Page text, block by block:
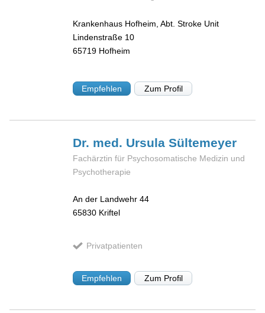
Krankenhaus Hofheim, Abt. Stroke Unit
Lindenstraße 10
65719 Hofheim
Empfehlen Zum Profil
Dr. med. UrsulaSültemeyer
Fachärztin für Psychosomatische Medizin und
Psychotherapie
An der Landwehr 44
65830 Kriftel
Privatpatienten
Empfehlen Zum Profil